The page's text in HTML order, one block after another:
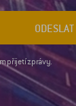
ODESLAT
přijetí zprávy.